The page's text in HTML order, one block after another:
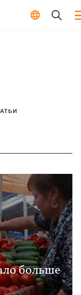
больше